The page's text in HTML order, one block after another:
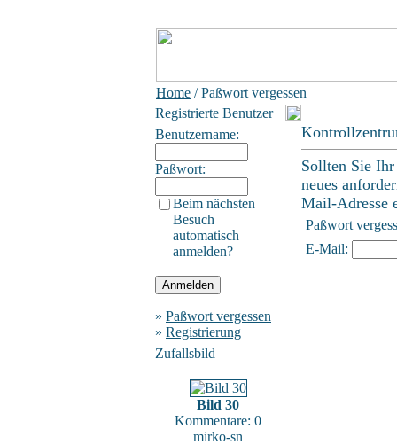
Home / Paßwort vergessen
Registrierte Benutzer
Benutzername:
Paßwort:
Beim nächsten
Besuch
automatisch
anmelden?
» Paßwort vergessen
» Registrierung
Zufallsbild
Bild 30
Kommentare: 0
mirko-sn
Sollten Sie
neues
Mail-Adresse
Paßwort
E-Mail: